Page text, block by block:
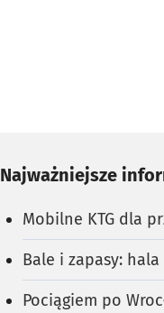
Najważniejsze
Mobilne KTG dla
Bale i zapasy:
Pociągiem po